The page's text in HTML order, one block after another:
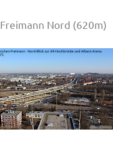
Freimann Nord (620m)